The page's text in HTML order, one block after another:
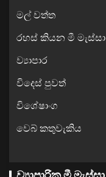
මල් වත්ත
රහස් කියන මී මැස්සා
ව්‍යාපාර
විදෙස් පුවත්
විශේෂාංග
වෙබ් කතුවැකිය